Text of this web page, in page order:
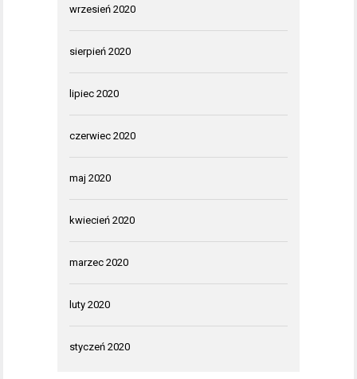
wrzesień 2020
sierpień 2020
lipiec 2020
czerwiec 2020
maj 2020
kwiecień 2020
marzec 2020
luty 2020
styczeń 2020